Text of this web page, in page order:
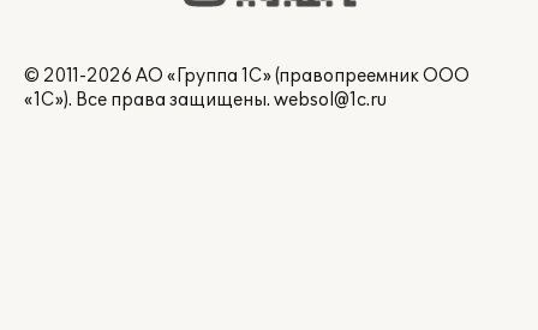
© 2011-2026 АО «Группа 1С» (правопреемник ООО
«1С»). Все права защищены. websol@1c.ru